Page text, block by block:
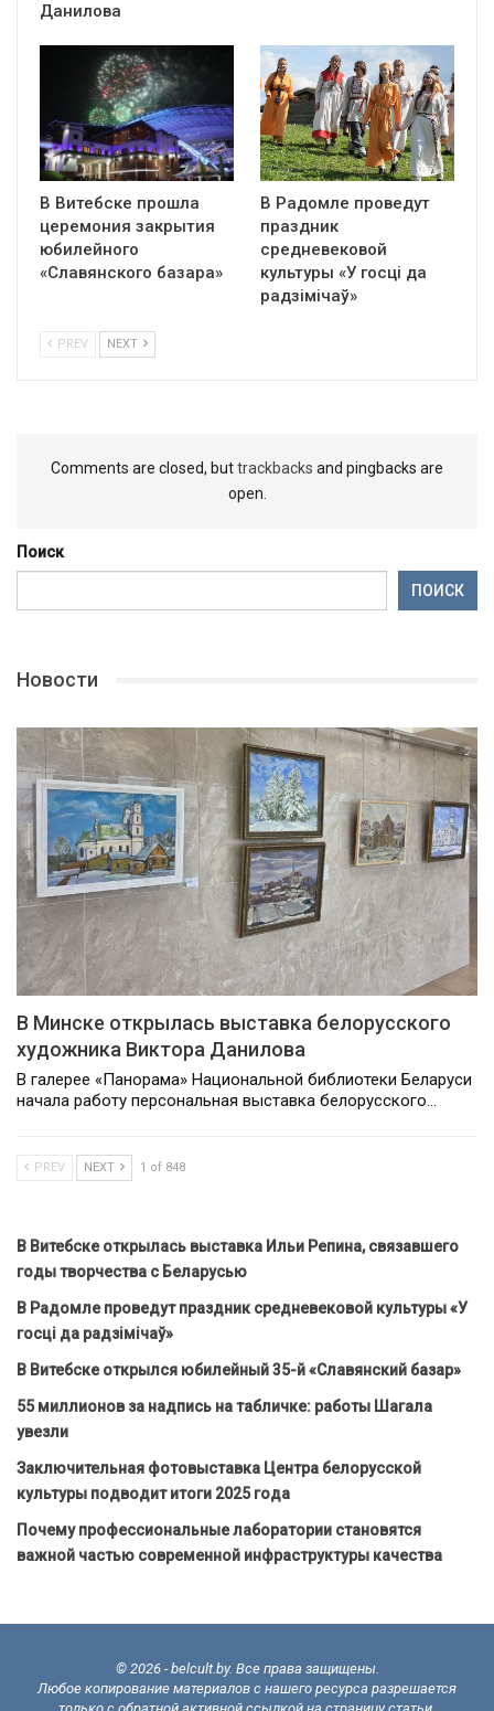
Данилова
В Витебске прошла
церемония закрытия
юбилейного
«Славянского базара»
В Радомле проведут
праздник
средневековой
культуры «У госці да
радзімічаў»
PREV NEXT
Comments are closed, buttrackbacks and pingbacks are
open.
Поиск
ПОИСК
Новости
В Минске открылась выставка белорусского
художника Виктора Данилова
В галерее «Панорама» Национальной библиотеки Беларуси
начала работу персональная выставка белорусского…
PREV NEXT 1 of 848
В Витебске открылась выставка Ильи Репина, связавшего
годы творчества с Беларусью
В Радомле проведут праздник средневековой культуры «У
госці да радзімічаў»
В Витебске открылся юбилейный 35-й «Славянский базар»
55 миллионов за надпись на табличке: работы Шагала
увезли
Заключительная фотовыставка Центра белорусской
культуры подводит итоги 2025 года
Почему профессиональные лаборатории становятся
важной частью современной инфраструктуры качества
© 2026 - belcult.by. Все права защищены.
Любое копирование материалов с нашего ресурса разрешается